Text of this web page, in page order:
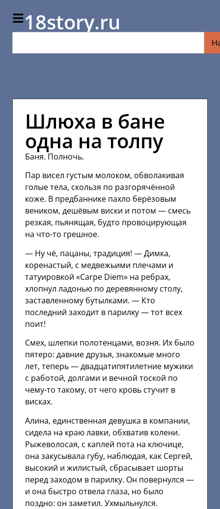
18story.ru
Шлюха в бане
одна на толпу
Баня. Полночь.
Пар висел густым молоком, обволакивая
голые тела, скользя по разгорячённой
коже. В предбаннике пахло берёзовым
веником, дешёвым виски и потом — смесь
резкая, пьянящая, будто провоцирующая
на что-то грешное.
— Ну чё, пацаны, традиция! — Димка,
коренастый, с медвежьими плечами и
татуировкой «Carpe Diem» на ребрах,
хлопнул ладонью по деревянному столу,
заставленному бутылками. — Кто
последний заходит в парилку — тот всех
поит!
Смех, шлепки полотенцами, возня. Их было
пятеро: давние друзья, знакомые много
лет, теперь — двадцатипятилетние мужики
с работой, долгами и вечной тоской по
чему-то такому, от чего кровь стучит в
висках.
Алина, единственная девушка в компании,
сидела на краю лавки, обхватив колени.
Рыжеволосая, с каплей пота на ключице,
она закусывала губу, наблюдая, как Сергей,
высокий и жилистый, сбрасывает шорты
перед заходом в парилку. Он повернулся —
и она быстро отвела глаза, но было
поздно: он заметил. Ухмыльнулся.